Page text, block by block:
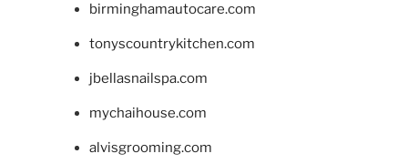
birminghamautocare.com
tonyscountrykitchen.com
jbellasnailspa.com
mychaihouse.com
alvisgrooming.com